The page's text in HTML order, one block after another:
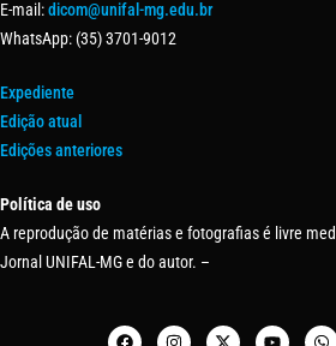
E-mail:dicom@unifal-mg.edu.br
WhatsApp: (35) 3701-9012
Expediente
Edição atual
Edições anteriores
Política de uso
A reprodução de matérias e fotografias é livre
Jornal UNIFAL-MG e do autor. –